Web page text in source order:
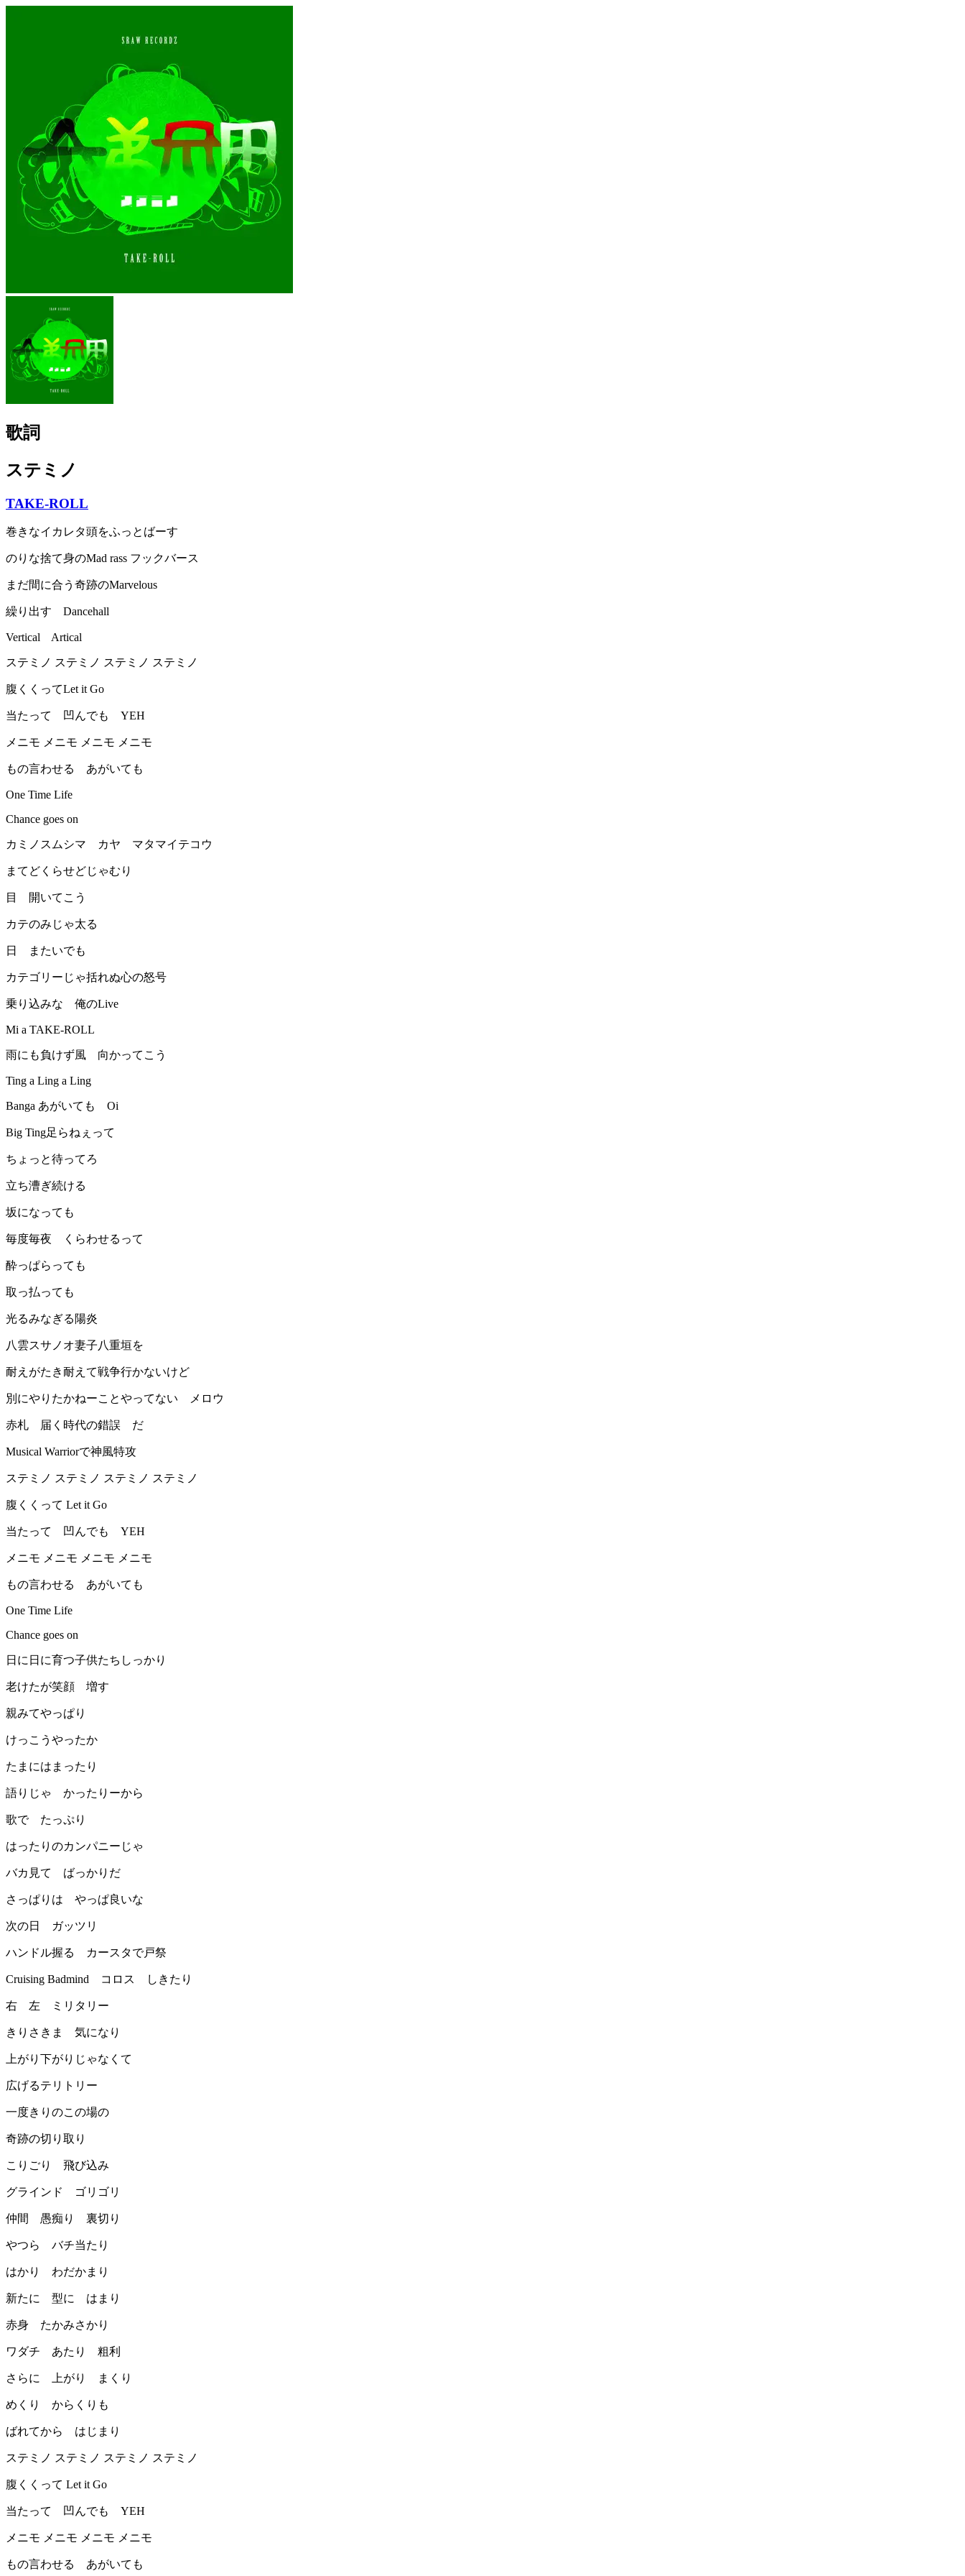
歌詞
ステミノ
TAKE-ROLL
巻きなイカレタ頭をふっとばーす
のりな捨て身のMad rass フックバース
まだ間に合う奇跡のMarvelous
繰り出す Dancehall
Vertical Artical
ステミノ ステミノ ステミノ ステミノ
腹くくってLet it Go
当たって 凹んでも YEH
メニモ メニモ メニモ メニモ
もの言わせる あがいても
One Time Life
Chance goes on
カミノスムシマ カヤ マタマイテコウ
まてどくらせどじゃむり
目 開いてこう
カテのみじゃ太る
日 またいでも
カテゴリーじゃ括れぬ心の怒号
乗り込みな 俺のLive
Mi a TAKE-ROLL
雨にも負けず風 向かってこう
Ting a Ling a Ling
Banga あがいても Oi
Big Ting足らねぇって
ちょっと待ってろ
立ち漕ぎ続ける
坂になっても
毎度毎夜 くらわせるって
酔っぱらっても
取っ払っても
光るみなぎる陽炎
八雲スサノオ妻子八重垣を
耐えがたき耐えて戦争行かないけど
別にやりたかねーことやってない メロウ
赤札 届く時代の錯誤 だ
Musical Warriorで神風特攻
ステミノ ステミノ ステミノ ステミノ
腹くくって Let it Go
当たって 凹んでも YEH
メニモ メニモ メニモ メニモ
もの言わせる あがいても
One Time Life
Chance goes on
日に日に育つ子供たちしっかり
老けたが笑顔 増す
親みてやっぱり
けっこうやったか
たまにはまったり
語りじゃ かったりーから
歌で たっぷり
はったりのカンパニーじゃ
バカ見て ばっかりだ
さっぱりは やっぱ良いな
次の日 ガッツリ
ハンドル握る カースタで戸祭
Cruising Badmind コロス しきたり
右 左 ミリタリー
きりさきま 気になり
上がり下がりじゃなくて
広げるテリトリー
一度きりのこの場の
奇跡の切り取り
こりごり 飛び込み
グラインド ゴリゴリ
仲間 愚痴り 裏切り
やつら バチ当たり
はかり わだかまり
新たに 型に はまり
赤身 たかみさかり
ワダチ あたり 粗利
さらに 上がり まくり
めくり からくりも
ばれてから はじまり
ステミノ ステミノ ステミノ ステミノ
腹くくって Let it Go
当たって 凹んでも YEH
メニモ メニモ メニモ メニモ
もの言わせる あがいても